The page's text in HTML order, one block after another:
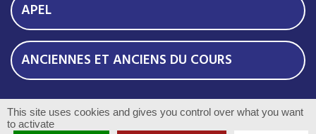
APEL
ANCIENNES ET ANCIENS DU COURS
© 2016 Notre Dame de France - Tous droits réservés -
This site uses cookies and gives you control over what you want
to activate